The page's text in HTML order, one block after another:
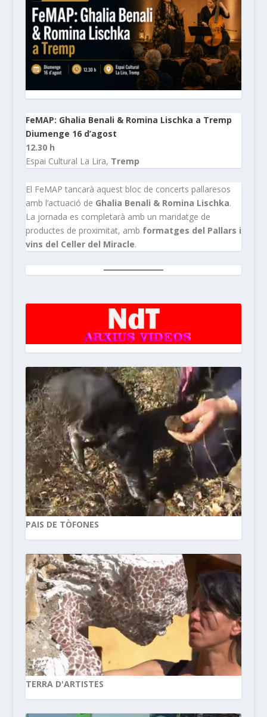
FeMAP: Ghalia Benali & Romina Lischka a Tremp
Diumenge 16 d’agost
12.30 h
Espai Cultural La Lira, Tremp
El FeMAP tancarà aquest bloc de concerts pallaresos
amb l’actuació de Ghalia Benali & Romina Lischka.
La jornada es completarà amb un maridatge de
productes de proximitat, amb formatges del Pallars i
vins del Celler del Miracle.
PAIS DE TÒFONES
TERRA D'ARTISTES